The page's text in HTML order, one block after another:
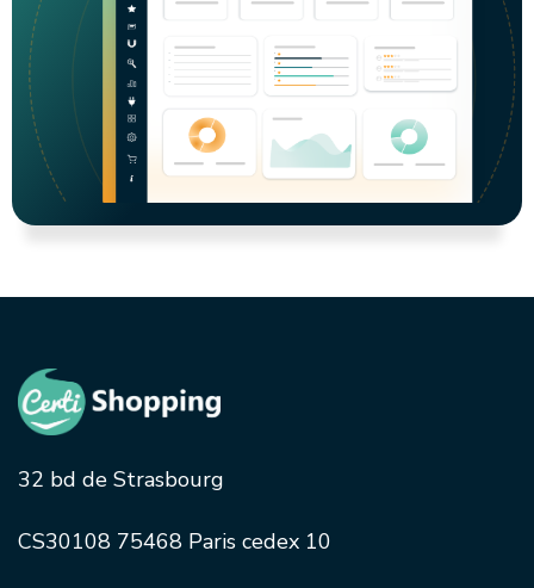
32 bd de Strasbourg
CS30108 75468 Paris cedex 10